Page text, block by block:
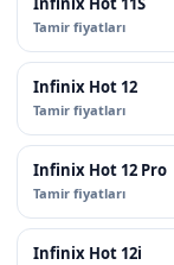
Tamir fiyatları
Infinix Hot 12
Tamir fiyatları
Infinix Hot 12 Pro
Tamir fiyatları
Infinix Hot 12i